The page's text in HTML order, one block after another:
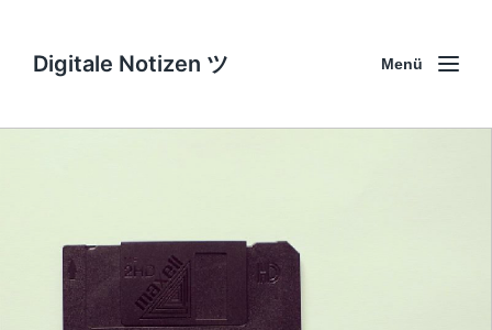
Digitale Notizen ツ Menü